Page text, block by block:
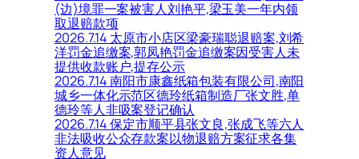
(边)境罪一案被害人刘艳平,梁玉美一年内领
取退赔款项
2026.7.14 太原市小店区梁豪瑞聪退赔案,刘希
洋罚金追缴案,郭凤艳罚金追缴案因受害人未
提供收款账户,提存公示
2026.7.14 南阳市康鑫纸箱包装有限公司,南阳
城乡一体化示范区德玲纸箱制造厂张文胜,单
德玲等人非吸案登记确认
2026.7.14 保定市顺平县张文良,张成飞等六人
非法吸收公众存款案以物退赔方案征求各集
资人意见